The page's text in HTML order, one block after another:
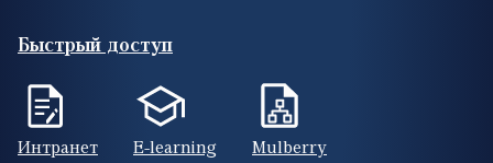
Быстрый доступ
Интранет E-learning Mulberry